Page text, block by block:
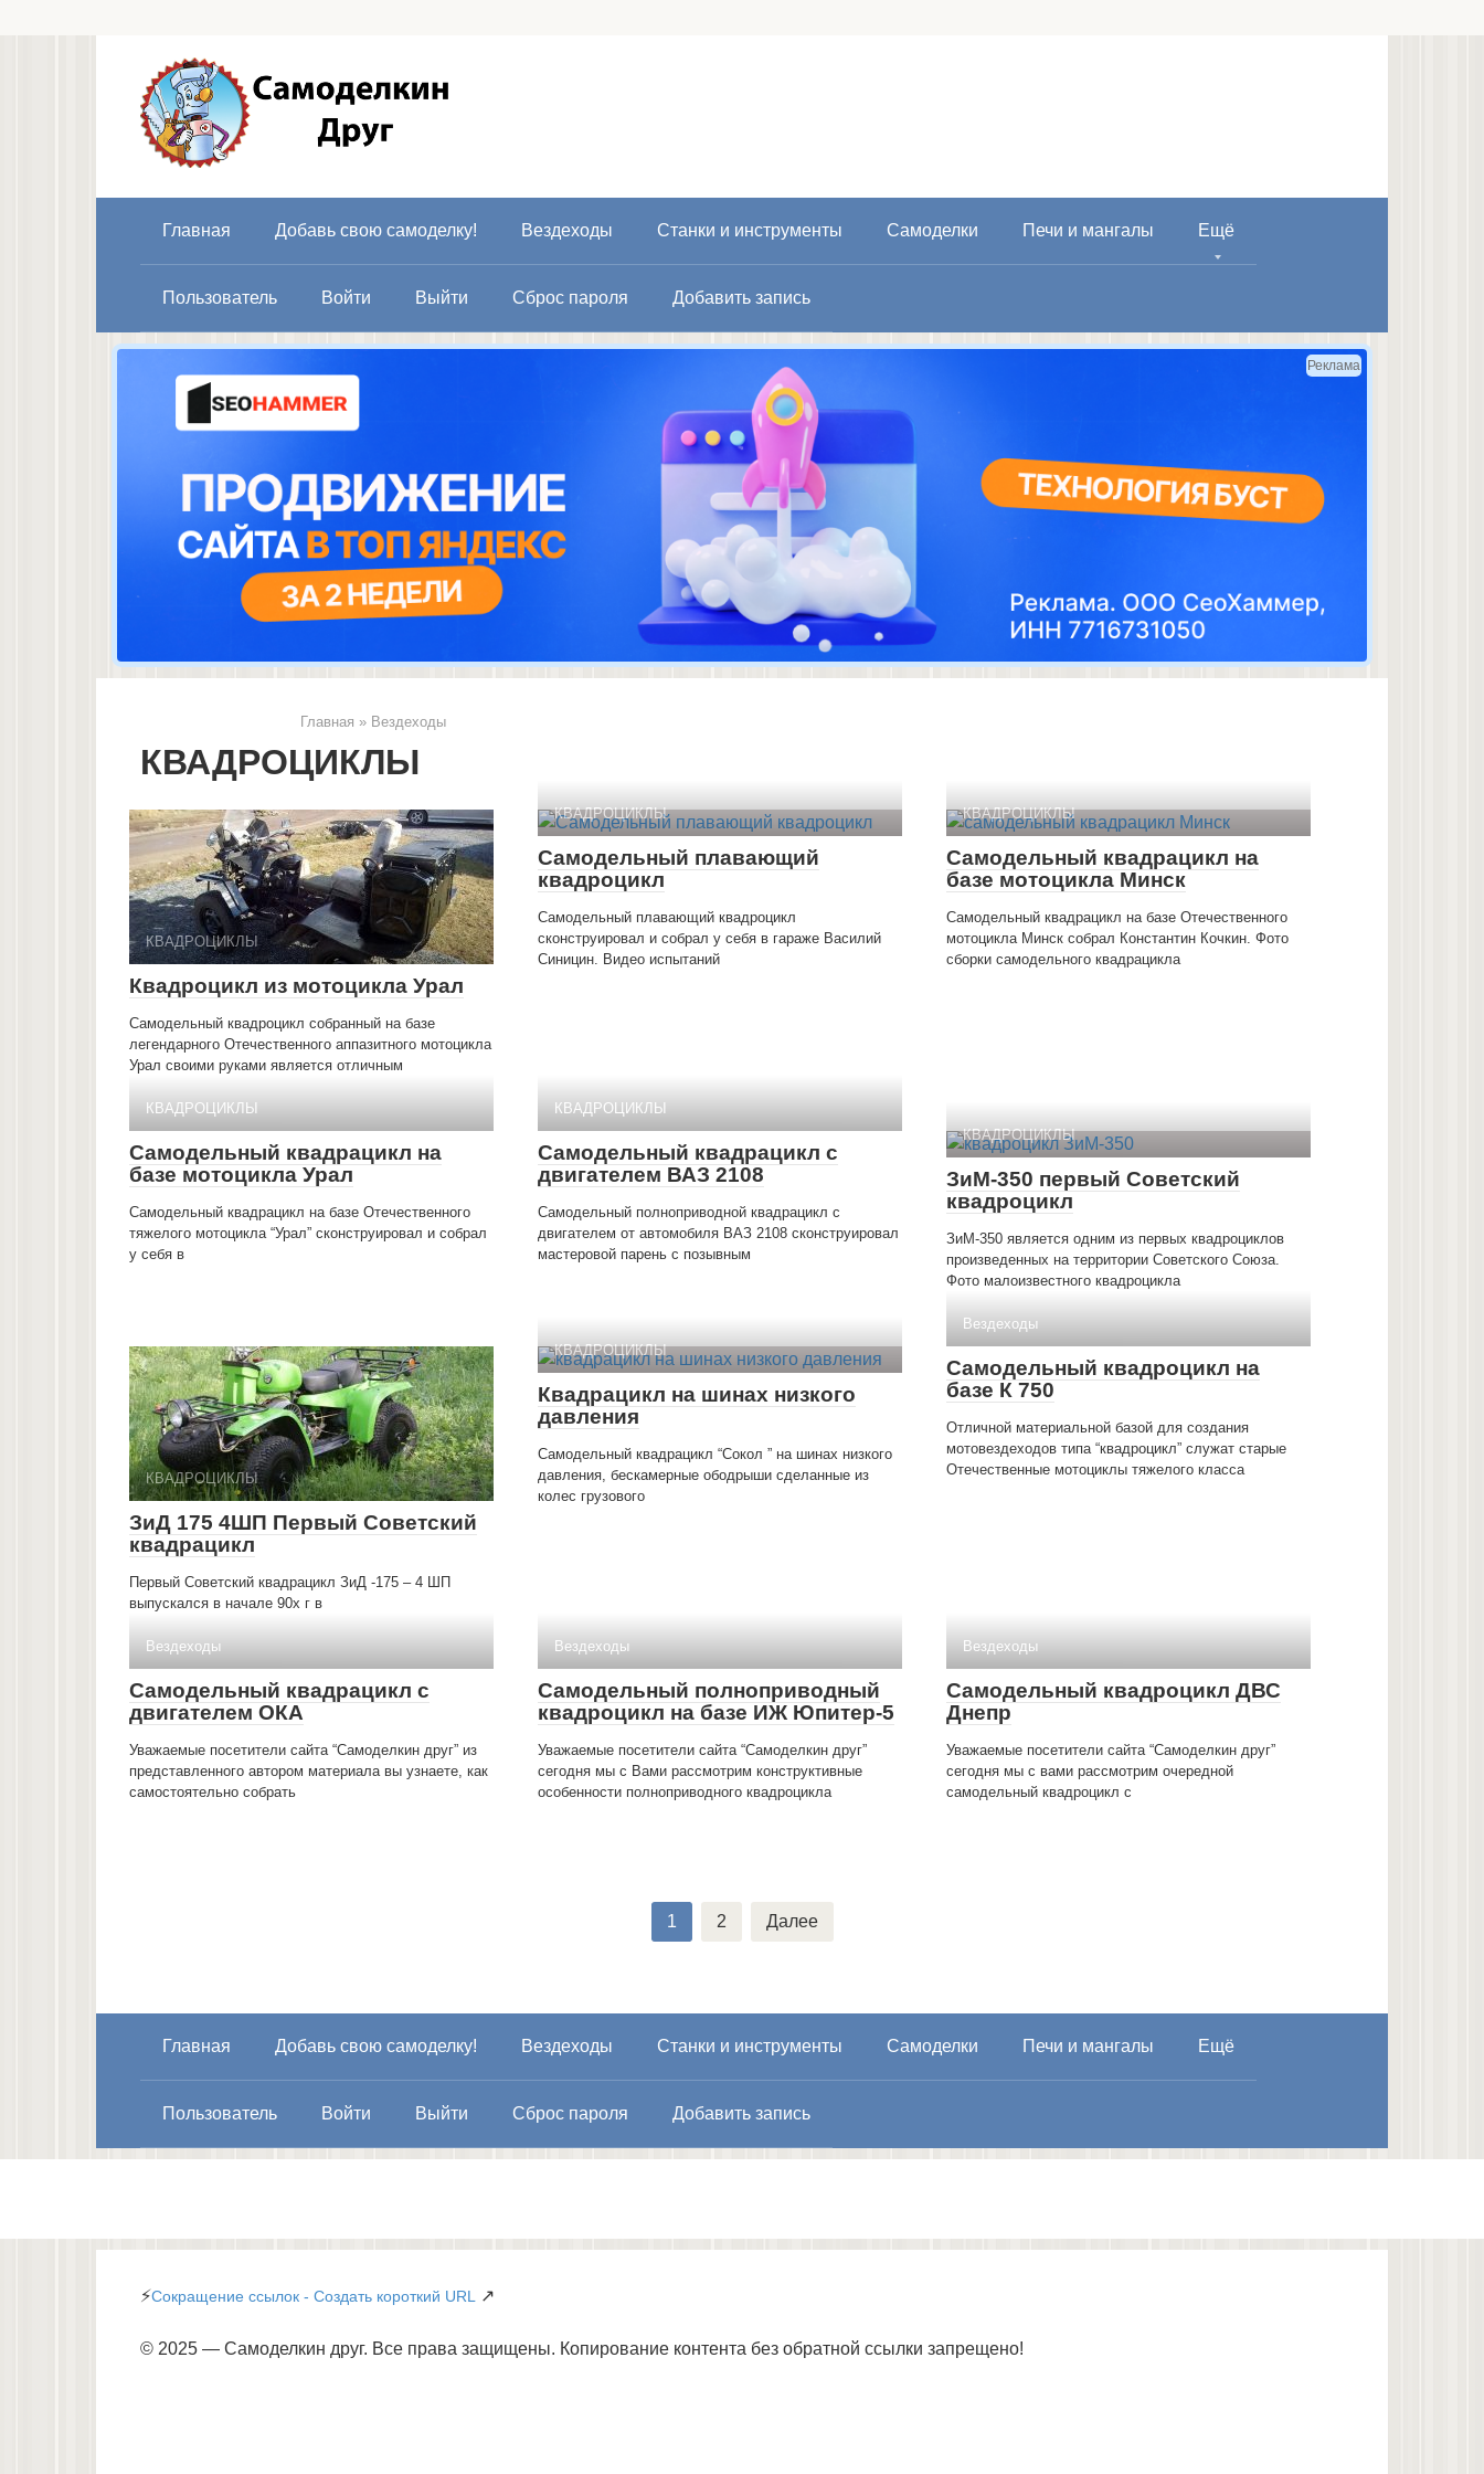
Главная Добавь свою самоделку! Вездеходы Станки и инструменты Самоделки Печи и мангалы Ещё
Пользователь Войти Выйти Сброс пароля Добавить запись
Реклама
Главная » Вездеходы
КВАДРОЦИКЛЫ
КВАДРОЦИКЛЫ
Квадроцикл из мотоцикла Урал
Самодельный квадроцикл собранный на базе
легендарного Отечественного аппазитного мотоцикла
Урал своими руками является отличным
КВАДРОЦИКЛЫ
Самодельный плавающий
квадроцикл
Самодельный плавающий квадроцикл
сконструировал и собрал у себя в гараже Василий
Синицин. Видео испытаний
КВАДРОЦИКЛЫ
Самодельный квадрацикл на
базе мотоцикла Минск
Самодельный квадрацикл на базе Отечественного
мотоцикла Минск собрал Константин Кочкин. Фото
сборки самодельного квадрацикла
КВАДРОЦИКЛЫ
Самодельный квадрацикл на
базе мотоцикла Урал
Самодельный квадрацикл на базе Отечественного
тяжелого мотоцикла “Урал” сконструировал и собрал
у себя в
КВАДРОЦИКЛЫ
Самодельный квадрацикл с
двигателем ВАЗ 2108
Самодельный полноприводной квадрацикл с
двигателем от автомобиля ВАЗ 2108 сконструировал
мастеровой парень с позывным
КВАДРОЦИКЛЫ
ЗиМ-350 первый Советский
квадроцикл
ЗиМ-350 является одним из первых квадроциклов
произведенных на территории Советского Союза.
Фото малоизвестного квадроцикла
КВАДРОЦИКЛЫ
ЗиД 175 4ШП Первый Советский
квадрацикл
Первый Советский квадрацикл ЗиД -175 – 4 ШП
выпускался в начале 90х г в
КВАДРОЦИКЛЫ
Квадрацикл на шинах низкого
давления
Самодельный квадрацикл “Сокол ” на шинах низкого
давления, бескамерные ободрыши сделанные из
колес грузового
Вездеходы
Самодельный квадроцикл на
базе К 750
Отличной материальной базой для создания
мотовездеходов типа “квадроцикл” служат старые
Отечественные мотоциклы тяжелого класса
Вездеходы
Самодельный квадрацикл с
двигателем ОКА
Уважаемые посетители сайта “Самоделкин друг” из
представленного автором материала вы узнаете, как
самостоятельно собрать
Вездеходы
Самодельный полноприводный
квадроцикл на базе ИЖ Юпитер-5
Уважаемые посетители сайта “Самоделкин друг”
сегодня мы с Вами рассмотрим конструктивные
особенности полноприводного квадроцикла
Вездеходы
Самодельный квадроцикл ДВС
Днепр
Уважаемые посетители сайта “Самоделкин друг”
сегодня мы с вами рассмотрим очередной
самодельный квадроцикл с
1 2 Далее
Главная Добавь свою самоделку! Вездеходы Станки и инструменты Самоделки Печи и мангалы Ещё
Пользователь Войти Выйти Сброс пароля Добавить запись
⚡Сокращение ссылок - Создать короткий URL ↗
© 2025 — Самоделкин друг. Все права защищены. Копирование контента без обратной ссылки запрещено!